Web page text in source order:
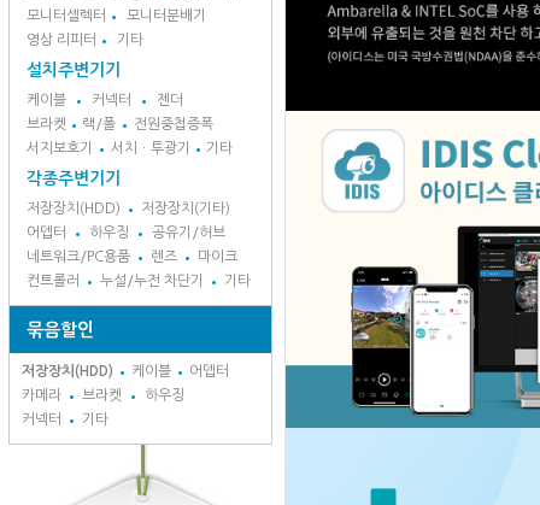
모니터셀렉터
모니터분배기
영상 리피터
기타
설치주변기기
케이블 커넥터
젠더
브라켓
랙/폴
전원중첩증폭
서지보호기
서치ㆍ투광기 기타
각종주변기기
저장장치(HDD)
저장장치(기타)
어뎁터
하우징
공유기/허브
네트워크/PC용품
렌즈
마이크
컨트롤러
누설/누전 차단기 기타
묶음할인
저장장치(HDD) 케이블
어뎁터
카메라
브라켓
하우징
커넥터
기타